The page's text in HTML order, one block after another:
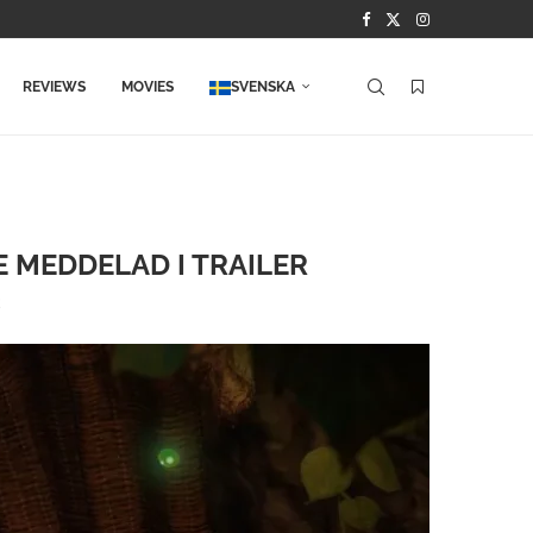
REVIEWS MOVIES SVENSKA
MEDDELAD I TRAILER